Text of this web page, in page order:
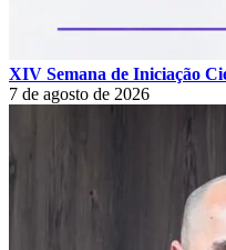
XIV Semana de Iniciação
7 de agosto de 2026